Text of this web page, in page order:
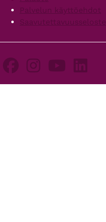
Palvelun käyttöehdot
Saavutettavuusseloste